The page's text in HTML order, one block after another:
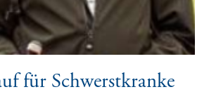
für Schwerstkranke